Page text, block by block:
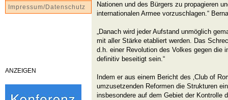
Impressum/Datenschutz
ANZEIGEN
Nationen und des Bürgers zu propagieren
internationalen Armee vorzuschlagen.“
„Danach wird jeder Aufstand unmöglich
mit aller Stärke etabliert werden. Das
d.h. einer Revolution des Volkes gegen die
definitiv beseitigt sein.“
Indem er aus einem Bericht des ‚Club of
umzusetzenden Reformen die Strukturen
insbesondere auf dem Gebiet der Kontrolle